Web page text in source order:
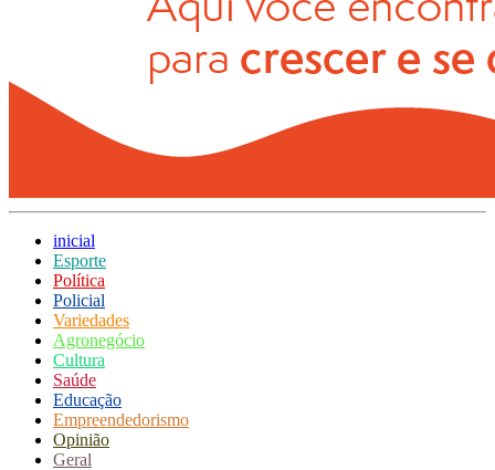
inicial
Esporte
Política
Policial
Variedades
Agronegócio
Cultura
Saúde
Educação
Empreendedorismo
Opinião
Geral